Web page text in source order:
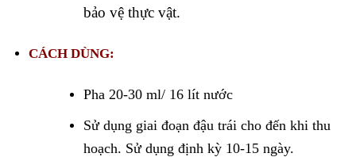
bảo vệ thực vật.
CÁCH DÙNG:
Pha 20-30 ml/ 16 lít nước
Sử dụng giai đoạn đậu trái cho đến khi thu
hoạch. Sử dụng định kỳ 10-15 ngày.